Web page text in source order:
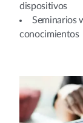
dispositivos​
Seminarios
conocimientos